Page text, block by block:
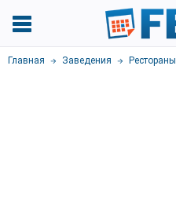
Главная Заведения Рестораны